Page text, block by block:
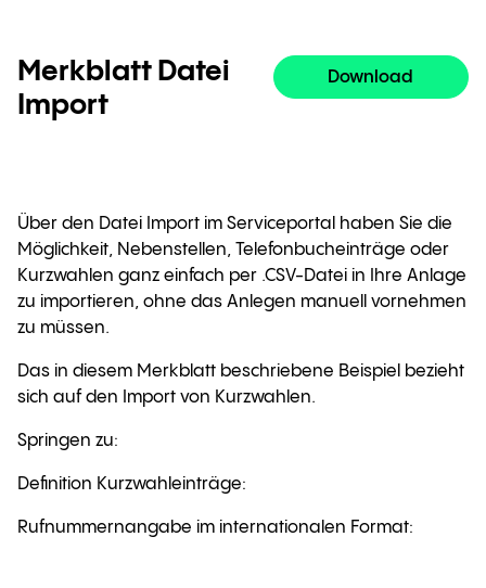
Merkblatt Datei
Import
Download
Über den Datei Import im Serviceportal haben Sie die
Möglichkeit, Nebenstellen, Telefonbucheinträge oder
Kurzwahlen ganz einfach per .CSV-Datei in Ihre Anlage
zu importieren, ohne das Anlegen manuell vornehmen
zu müssen.
Das in diesem Merkblatt beschriebene Beispiel bezieht
sich auf den Import von Kurzwahlen.
Springen zu:
Definition Kurzwahleinträge:
Rufnummernangabe im internationalen Format: